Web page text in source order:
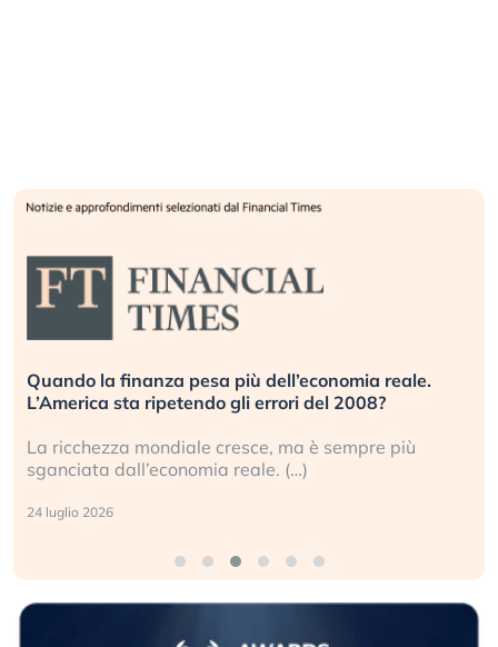
Quando la finanza pesa più dell’economia reale.
L’America sta ripetendo gli errori del 2008?
La ricchezza mondiale cresce, ma è sempre più
sganciata dall’economia reale. (…)
24 luglio 2026